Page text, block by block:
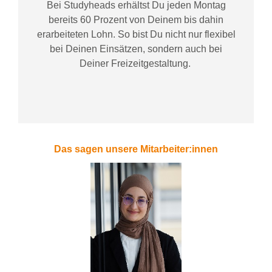
Bei Studyheadserhältst Du jeden Montag
bereits 60 Prozent von Deinem bis dahin
erarbeiteten Lohn. So bist Du nicht nur flexibel
bei Deinen Einsätzen, sondern auch bei
DeinerFreizeitgestaltung.
Das sagen unsere Mitarbeiter:innen